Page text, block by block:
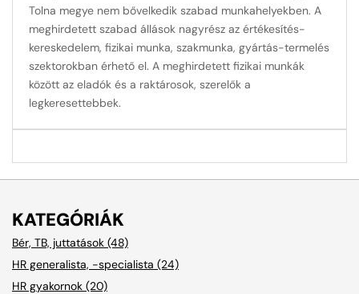
Tolna megye nem bővelkedik szabad munkahelyekben. A
meghirdetett szabad állások nagyrész az értékesítés-
kereskedelem, fizikai munka, szakmunka, gyártás-termelés
szektorokban érhető el. A meghirdetett fizikai munkák
között az eladók és a raktárosok, szerelők a
legkeresettebbek.
KATEGÓRIÁK
Bér, TB, juttatások (48)
HR generalista, -specialista (24)
HR gyakornok (20)